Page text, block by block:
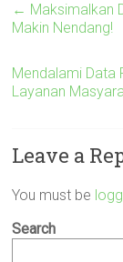
← Maksimalkan
Makin Nendang!
Mendalami Data
Layanan
Leave a
You must be
Search